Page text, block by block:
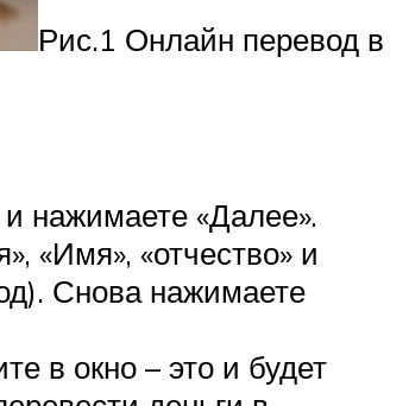
Рис.1 Онлайн перевод в
нажимаете «Далее».
«Имя», «отчество» и
Снова нажимаете
в окно – это и будет